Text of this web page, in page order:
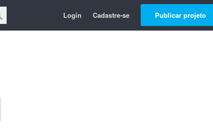
Login Cadastre-se Publicar projeto